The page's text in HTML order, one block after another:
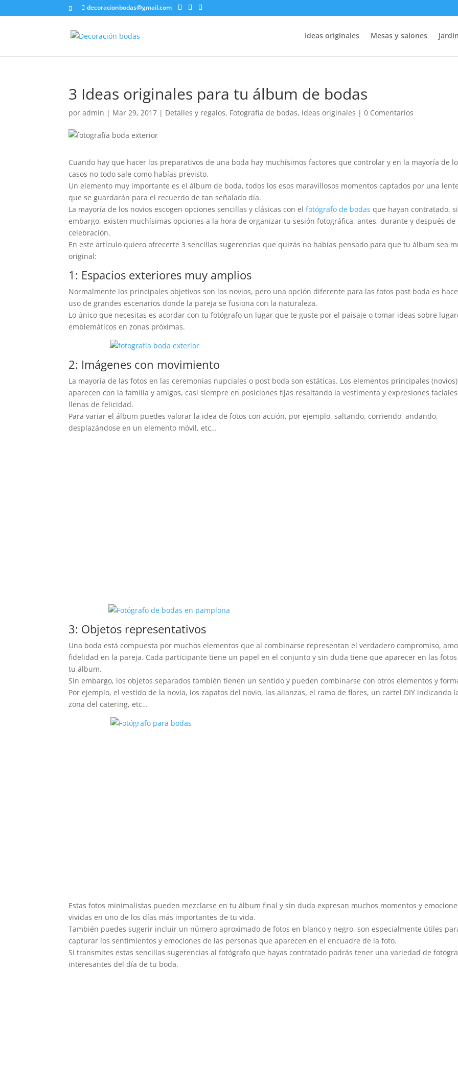
decoracionbodas@gmail.com
Ideas originales Mesas y salones
3 Ideas originales para tu álbum de bodas
poradmin | Mar 29, 2017 | Detalles y regalos, Fotografía de bodas, Ideas originales |0 Comentarios
Cuando hay que hacer los preparativos de una boda hay muchísimos factores que controlar y en la mayoría de
casos no todo sale como habías previsto.
Un elemento muy importante es el álbum de boda, todos los esos maravillosos momentos captados por una
que se guardarán para el recuerdo de tan señalado día.
La mayoría de los novios escogen opciones sencillas y clásicas con elfotógrafo de bodas que hayan contratado,
embargo, existen muchísimas opciones a la hora de organizar tu sesión fotográfica, antes, durante y después de
celebración.
En este artículo quiero ofrecerte 3 sencillas sugerencias que quizás no habías pensado para que tu álbum sea
original:
1: Espacios exteriores muy amplios
Normalmente los principales objetivos son los novios, pero una opción diferente para las fotos post boda es
uso de grandes escenarios donde la pareja se fusiona con la naturaleza.
Lo único que necesitas es acordar con tu fotógrafo un lugar que te guste por el paisaje o tomar ideas sobre
emblemáticos en zonas próximas.
2: Imágenes con movimiento
La mayoría de las fotos en las ceremonias nupciales o post boda son estáticas. Los elementos principales (novios)
aparecen con la familia y amigos, casi siempre en posiciones fijas resaltando la vestimenta y expresiones faciales
llenas de felicidad.
Para variar el álbum puedes valorar la idea de fotos con acción, por ejemplo, saltando, corriendo, andando,
desplazándose en un elemento móvil, etc…
3: Objetos representativos
Una boda está compuesta por muchos elementos que al combinarse representan el verdadero compromiso,
fidelidad en la pareja. Cada participante tiene un papel en el conjunto y sin duda tiene que aparecer en las
tu álbum.
Sin embargo, los objetos separados también tienen un sentido y pueden combinarse con otros elementos y
Por ejemplo, el vestido de la novia, los zapatos del novio, las alianzas, el ramo de flores, un cartel DIY indicando
zona del catering, etc…
Estas fotos minimalistas pueden mezclarse en tu álbum final y sin duda expresan muchos momentos y
vividas en uno de los días más importantes de tu vida.
También puedes sugerir incluir un número aproximado de fotos en blanco y negro, son especialmente útiles
capturar los sentimientos y emociones de las personas que aparecen en el encuadre de la foto.
Si transmites estas sencillas sugerencias al fotógrafo que hayas contratado podrás tener una variedad de
interesantes del día de tu boda.